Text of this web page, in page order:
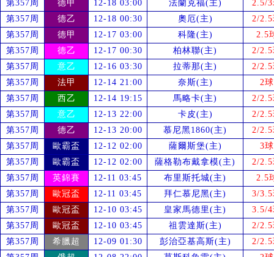
第357周
德甲 12-18 03:00 法蘭克福(主)
2.5/
第357周
德乙 12-18 00:30 奧厄(主)
2/
第357周
德甲 12-17 03:00 科隆(主)
2.5
第357周
德乙 12-17 00:30 柏林聯(主)
2/
第357周
意乙 12-16 03:30 拉蒂那(主)
2/
第357周
法甲 12-14 21:00 奈斯(主)
2球
第357周
西乙 12-14 19:15 馬略卡(主)
2/
第357周
意乙 12-13 22:00 卡皮(主)
2/
第357周
德乙 12-13 20:00 慕尼黑1860(主)
2/
第357周
歐霸盃 12-12 02:00 薩爾斯堡(主)
3球
第357周
歐霸盃 12-12 02:00 薩格勒布戴拿模(主)
2/
第357周
英錦賽 12-11 03:45 布里斯托城(主)
2.5
第357周
歐冠盃 12-11 03:45 拜仁慕尼黑(主)
3/
第357周
歐冠盃 12-10 03:45 皇家馬德里(主)
3.5/
第357周
歐冠盃 12-10 03:45 祖雲達斯(主)
2/
第357周
希臘超 12-09 01:30 彭治亞基高斯(主)
2/